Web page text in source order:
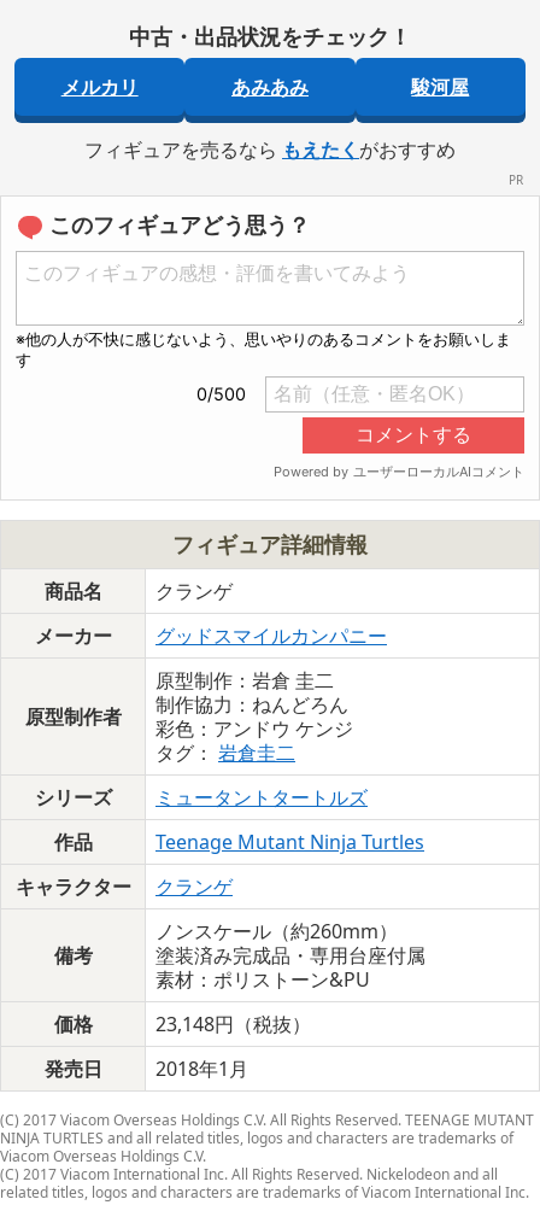
中古・出品状況をチェック！
メルカリ あみあみ 駿河屋
フィギュアを売るなら もえたく がおすすめ
このフィギュアどう思う？
フィギュア詳細情報
商品名
クランゲ
メーカー
グッドスマイルカンパニー
原型制作者
原型制作：岩倉 圭二
制作協力：ねんどろん
彩色：アンドウ ケンジ
タグ： 岩倉圭二
シリーズ
ミュータントタートルズ
作品
Teenage Mutant Ninja Turtles
キャラクター
クランゲ
備考
ノンスケール（約260mm）
塗装済み完成品・専用台座付属
素材：ポリストーン&PU
価格
23,148円（税抜）
発売日
2018年1月
(C) 2017 Viacom Overseas Holdings C.V. All Rights Reserved. TEENAGE MUTANT
NINJA TURTLES and all related titles, logos and characters are trademarks of
Viacom Overseas Holdings C.V.
(C) 2017 Viacom International Inc. All Rights Reserved. Nickelodeon and all
related titles, logos and characters are trademarks of Viacom International Inc.